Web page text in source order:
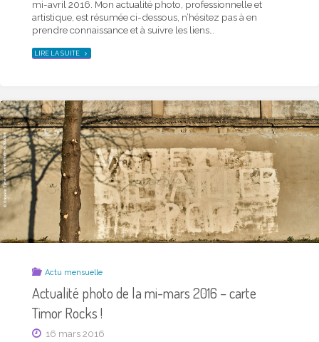
mi-avril 2016. Mon actualité photo, professionnelle et
artistique, est résumée ci-dessous, n’hésitez pas à en
prendre connaissance et à suivre les liens…
LIRE LA SUITE"ACTUALITÉ
PHOTO
–
CARTE
TIMOR
ROCKS
!"
Actu mensuelle
Actualité photo de la mi-mars 2016 – carte
Timor Rocks !
16 mars 2016